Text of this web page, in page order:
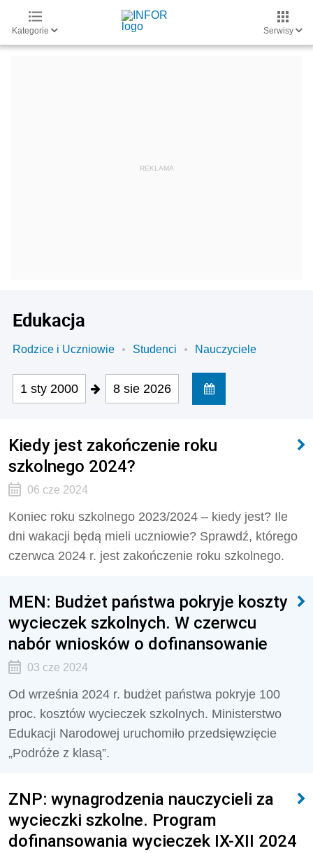
Kategorie Serwisy
Edukacja
Rodzice i Uczniowie Studenci Nauczyciele
1 sty 2000 8 sie 2026
Kiedy jest zakończenie roku
szkolnego 2024?
06 cze 2024
Koniec roku szkolnego 2023/2024 – kiedy jest? Ile
dni wakacji będą mieli uczniowie? Sprawdź, którego
czerwca 2024 r. jest zakończenie roku szkolnego.
MEN: Budżet państwa pokryje koszty
wycieczek szkolnych. W czerwcu
nabór wniosków o dofinansowanie
03 cze 2024
Od września 2024 r. budżet państwa pokryje 100
proc. kosztów wycieczek szkolnych. Ministerstwo
Edukacji Narodowej uruchomiło przedsięwzięcie
„Podróże z klasą”.
ZNP: wynagrodzenia nauczycieli za
wycieczki szkolne. Program
dofinansowania wycieczek IX-XII 2024